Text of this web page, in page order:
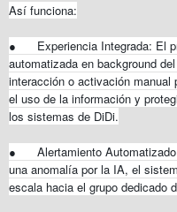
Así funciona:
●
Experiencia Integrada: El
automatizada en background
interacción o activación manual
el uso de la información y
los sistemas de DiDi.
●
Alertamiento
una anomalía por la IA, el
escala hacia el grupo dedicado